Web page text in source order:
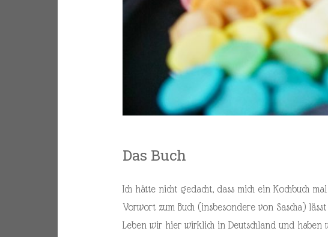
Das Buch
Ich hätte nicht gedacht, dass mich ein Kochbuch
Vorwort zum Buch (insbesondere von Sascha)
Leben wir hier wirklich in Deutschland und haben